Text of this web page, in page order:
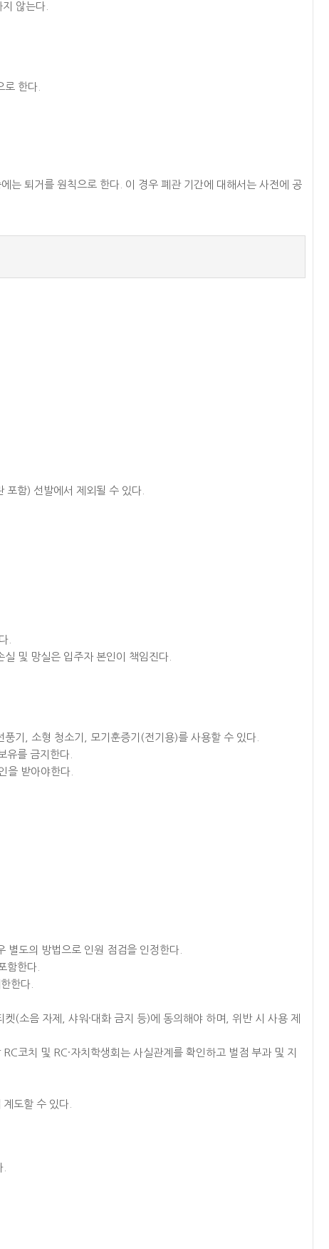
않는다.
한다.
는 퇴거를 원칙으로 한다. 이 경우 폐관 기간에 대해서는 사전에 공
함) 선발에서 제외될 수 있다.
.
및 망실은 입주자 본인이 책임진다.
기, 소형 청소기, 모기훈증기(전기용)를 사용할 수 있다.
유를 금지한다.
을 받아야한다.
도의 방법으로 인원 점검을 인정한다.
함한다.
한다.
(소음 자제, 샤워·대화 금지 등)에 동의해야 하며, 위반 시 사용 제
코치 및 RC·자치학생회는 사실관계를 확인하고 벌점 부과 및 지
도할 수 있다.